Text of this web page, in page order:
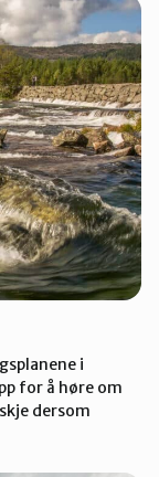
i
for å høre om
dersom